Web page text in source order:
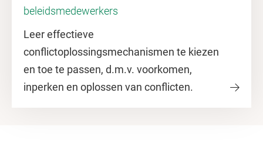
beleidsmedewerkers
Leer effectieve
conflictoplossingsmechanismen te kiezen
en toe te passen, d.m.v. voorkomen,
inperken en oplossen van conflicten.